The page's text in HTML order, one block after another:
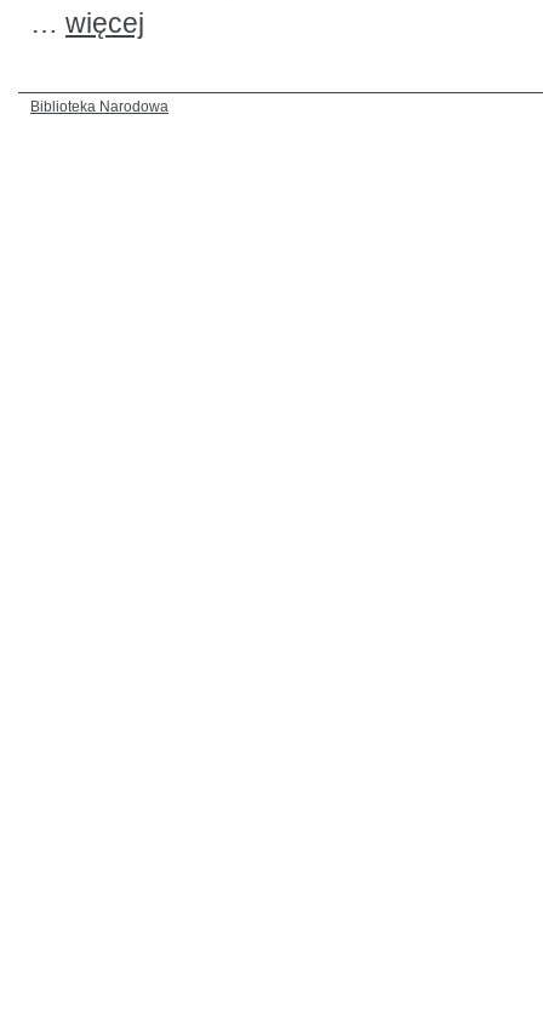
… więcej
Biblioteka Narodowa